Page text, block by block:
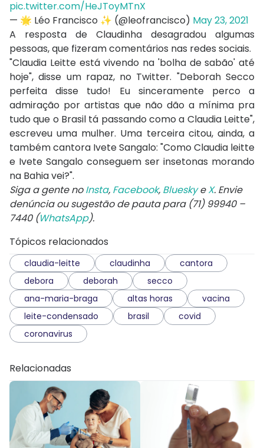
pic.twitter.com/HeJToyMTnX
— 🌟 Léo Francisco ✨ (@leofrancisco) May 23, 2021
A resposta de Claudinha desagradou algumas
pessoas, que fizeram comentários nas redes sociais.
"Claudia Leitte está vivendo na 'bolha de sabão' até
hoje", disse um rapaz, no Twitter. "Deborah Secco
perfeita disse tudo! Eu sinceramente perco a
admiração por artistas que não dão a mínima pra
tudo que o Brasil tá passando como a Claudia Leitte",
escreveu uma mulher. Uma terceira citou, ainda, a
também cantora Ivete Sangalo: "Como Claudia leitte
e Ivete Sangalo conseguem ser insetonas morando
na Bahia vei?".
Siga a gente noInsta, Facebook, BlueskyeX. Envie
denúncia ou sugestão de pauta para (71) 99940 –
7440 (WhatsApp).
Tópicos relacionados
claudia-leitte claudinha
cantora
debora
deborah
secco
ana-maria-braga
altas horas
vacina
leite-condensado
brasil
covid
coronavirus
Relacionadas